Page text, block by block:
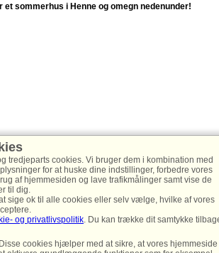
sommerhus i Henne og omegn nedenunder!
tredjeparts cookies. Vi bruger dem i kombination med
for at huske dine indstillinger, forbedre vores
af hjemmesiden og lave trafikmålinger samt vise de
til dig.
sige ok til alle cookies eller selv vælge, hvilke af vores
og privatlivspolitik. Du kan trække dit samtykke
cookies hjælper med at sikre, at vores hjemmeside